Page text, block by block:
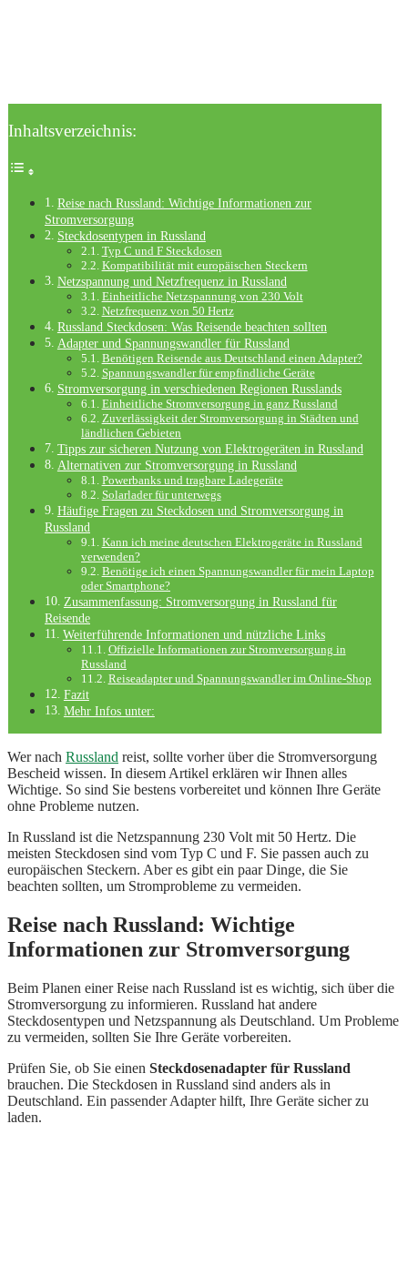
Inhaltsverzeichnis:
Reise nach Russland: Wichtige Informationen zur
Stromversorgung
Steckdosentypen in Russland
Typ C und F Steckdosen
Kompatibilität mit europäischen Steckern
Netzspannung und Netzfrequenz in Russland
Einheitliche Netzspannung von 230 Volt
Netzfrequenz von 50 Hertz
Russland Steckdosen: Was Reisende beachten sollten
Adapter und Spannungswandler für Russland
Benötigen Reisende aus Deutschland einen Adapter?
Spannungswandler für empfindliche Geräte
Stromversorgung in verschiedenen Regionen Russlands
Einheitliche Stromversorgung in ganz Russland
Zuverlässigkeit der Stromversorgung in Städten und
ländlichen Gebieten
Tipps zur sicheren Nutzung von Elektrogeräten in Russland
Alternativen zur Stromversorgung in Russland
Powerbanks und tragbare Ladegeräte
Solarlader für unterwegs
Häufige Fragen zu Steckdosen und Stromversorgung in
Russland
Kann ich meine deutschen Elektrogeräte in Russland
verwenden?
Benötige ich einen Spannungswandler für mein Laptop
oder Smartphone?
Zusammenfassung: Stromversorgung in Russland für
Reisende
Weiterführende Informationen und nützliche Links
Offizielle Informationen zur Stromversorgung in
Russland
Reiseadapter und Spannungswandler im Online-Shop
Fazit
Mehr Infos unter:
Wer nach Russland reist, sollte vorher über die Stromversorgung
Bescheid wissen. In diesem Artikel erklären wir Ihnen alles
Wichtige. So sind Sie bestens vorbereitet und können Ihre Geräte
ohne Probleme nutzen.
In Russland ist die Netzspannung 230 Volt mit 50 Hertz. Die
meisten Steckdosen sind vom Typ C und F. Sie passen auch zu
europäischen Steckern. Aber es gibt ein paar Dinge, die Sie
beachten sollten, um Stromprobleme zu vermeiden.
Reise nach Russland: Wichtige
Informationen zur Stromversorgung
Beim Planen einer Reise nach Russland ist es wichtig, sich über die
Stromversorgung zu informieren. Russland hat andere
Steckdosentypen und Netzspannung als Deutschland. Um Probleme
zu vermeiden, sollten Sie Ihre Geräte vorbereiten.
Prüfen Sie, ob Sie einen Steckdosenadapter für Russland
brauchen. Die Steckdosen in Russland sind anders als in
Deutschland. Ein passender Adapter hilft, Ihre Geräte sicher zu
laden.